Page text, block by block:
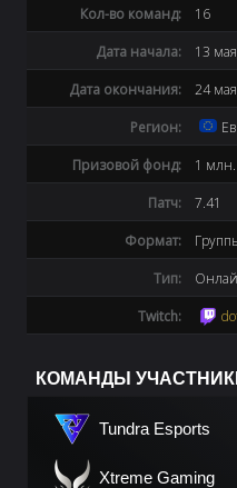
Кол-во команд:
16
Дата начала:
13
Дата окончания:
24
Регион:
Призовой фонд:
1 млн.
Патч:
7.41
Формат:
Тип:
Twitch:
КОМАНДЫ
Tundra Esports
Xtreme Gaming